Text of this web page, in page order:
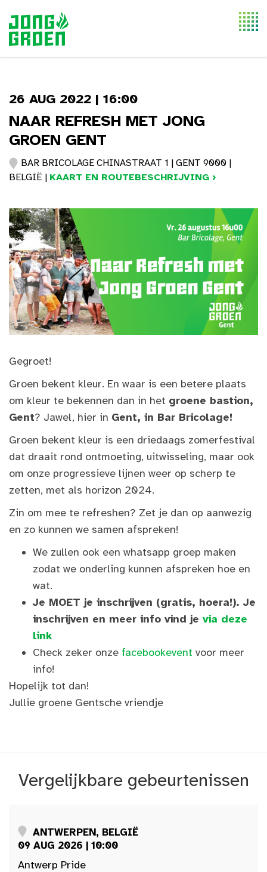
26 AUG 2022 | 16:00
NAAR REFRESH MET JONG
GROEN GENT
BAR BRICOLAGE CHINASTRAAT 1 | GENT 9000 |
BELGIË | KAART EN ROUTEBESCHRIJVING ›
Gegroet!
Groen bekent kleur. En waar is een betere plaats
om kleur te bekennen dan in het groene bastion,
Gent? Jawel, hier in Gent, in Bar Bricolage!
Groen bekent kleur is een driedaags zomerfestival
dat draait rond ontmoeting, uitwisseling, maar ook
om onze progressieve lijnen weer op scherp te
zetten, met als horizon 2024.
Zin om mee te refreshen? Zet je dan op aanwezig
en zo kunnen we samen afspreken!
We zullen ook een whatsapp groep maken
zodat we onderling kunnen afspreken hoe en
wat.
Je MOET je inschrijven (gratis, hoera!). Je
inschrijven en meer info vind je via deze
link
Check zeker onze facebookevent voor meer
info!
Hopelijk tot dan!
Jullie groene Gentsche vriendje
Vergelijkbare gebeurtenissen
ANTWERPEN, BELGIË
09 AUG 2026 | 10:00
Antwerp Pride